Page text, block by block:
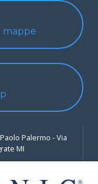
mappe
Palermo - Via
MI